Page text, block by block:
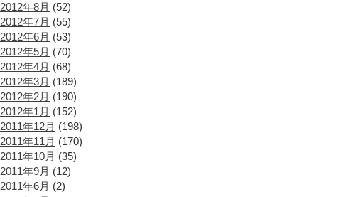
2012年8月 (52)
2012年7月 (55)
2012年6月 (53)
2012年5月 (70)
2012年4月 (68)
2012年3月 (189)
2012年2月 (190)
2012年1月 (152)
2011年12月 (198)
2011年11月 (170)
2011年10月 (35)
2011年9月 (12)
2011年6月 (2)